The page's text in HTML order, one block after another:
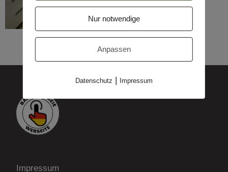
Impressum
Nur notwendige
Anpassen
Datenschutz | Impressum